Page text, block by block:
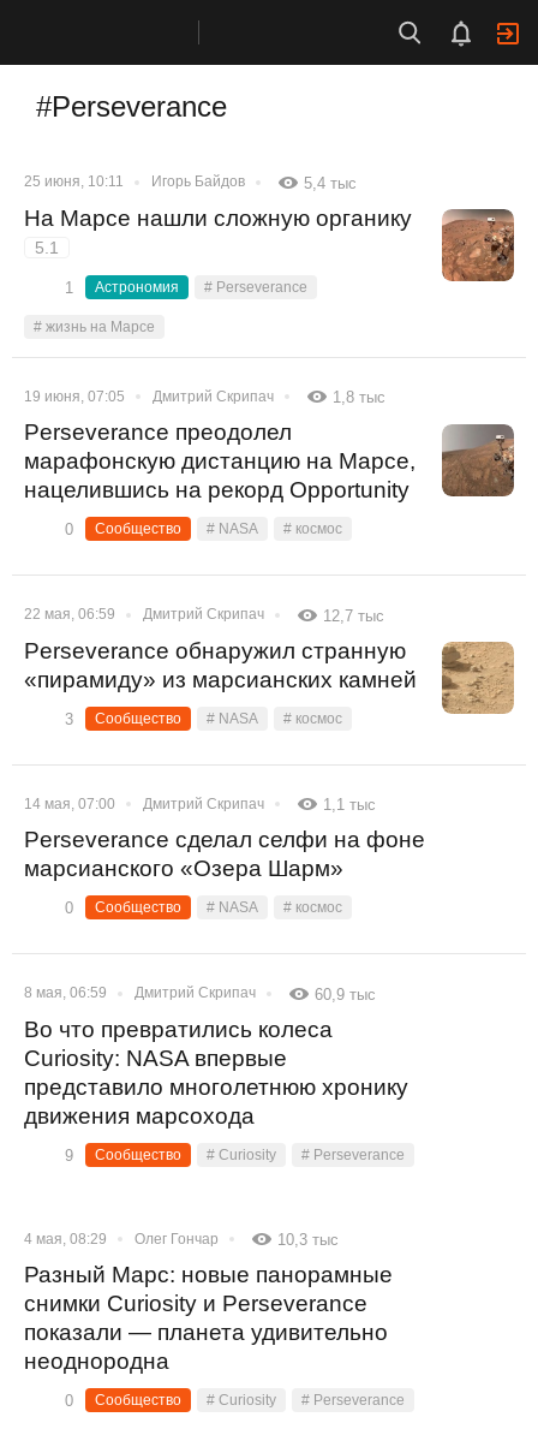
#Perseverance
25 июня, 10:11 Игорь Байдов 5,4 тыс
На Марсе нашли сложную органику
5.1
1 Астрономия # Perseverance
# жизнь на Марсе
19 июня, 07:05 Дмитрий Скрипач 1,8 тыс
Perseverance преодолел
марафонскую дистанцию на Марсе,
нацелившись на рекорд Opportunity
0 Сообщество # NASA # космос
22 мая, 06:59 Дмитрий Скрипач 12,7 тыс
Perseverance обнаружил странную
«пирамиду» из марсианских камней
3 Сообщество # NASA # космос
14 мая, 07:00 Дмитрий Скрипач 1,1 тыс
Perseverance сделал селфи на фоне
марсианского «Озера Шарм»
0 Сообщество # NASA # космос
8 мая, 06:59 Дмитрий Скрипач 60,9 тыс
Во что превратились колеса
Curiosity: NASA впервые
представило многолетнюю хронику
движения марсохода
9 Сообщество # Curiosity # Perseverance
4 мая, 08:29 Олег Гончар 10,3 тыс
Разный Марс: новые панорамные
снимки Curiosity и Perseverance
показали — планета удивительно
неоднородна
0 Сообщество # Curiosity # Perseverance